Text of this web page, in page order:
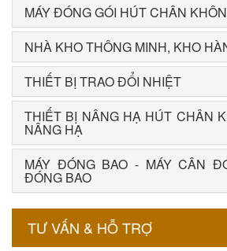
MÁY ĐÓNG GÓI HÚT CHÂN
NHÀ KHO THÔNG MINH, KHO
THIẾT BỊ TRAO ĐỔI NHIỆT
THIẾT BỊ NÂNG HẠ HÚT CHÂN
NÂNG HẠ
MÁY ĐÓNG BAO - MÁY CÂN
ĐÓNG BAO
TƯ VẤN & HỖ TRỢ